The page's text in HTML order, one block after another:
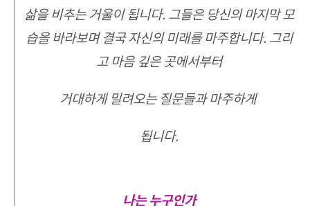
삶을 비추는 거울이 됩니다. 그들은 당신의 마지막 모
습을 바라보며 결국 자신의 미래를 마주합니다. 그리
고 마음 깊은 곳에서부터
거대하게 밀려오는 질문들과 마주하게
됩니다.
나는 누구인가